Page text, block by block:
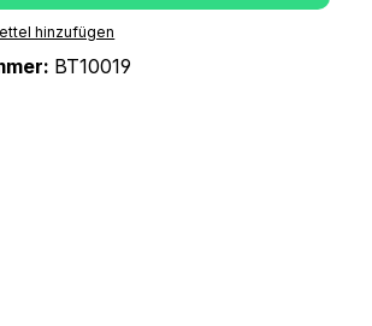
hinzufügen
BT10019